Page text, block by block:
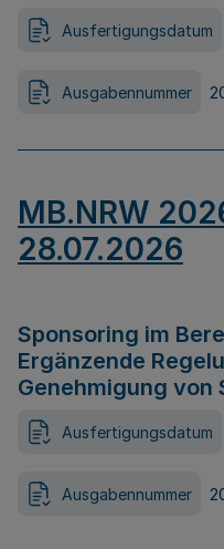
Ausfertigungsdatum
Ausgabennummer
MB.NRW
28.07.2026
Sponsoring im
Ergänzende
Genehmigung von
Ausfertigungsdatum
Ausgabennummer